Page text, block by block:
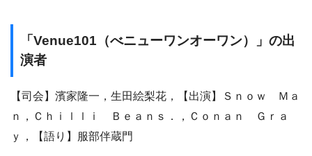
「Venue101（べニューワンオーワン）」の出
演者
【司会】濱家隆一，生田絵梨花，【出演】Ｓｎｏｗ Ｍａ
ｎ，Ｃｈｉｌｌｉ Ｂｅａｎｓ．，Ｃｏｎａｎ Ｇｒａ
ｙ，【語り】服部伴蔵門